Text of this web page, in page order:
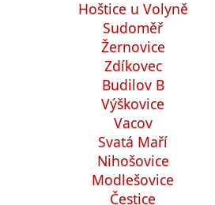
Hoštice u Volyně
Sudoměř
Žernovice
Zdíkovec
Budilov B
Výškovice
Vacov
Svatá Maří
Nihošovice
Modlešovice
Čestice